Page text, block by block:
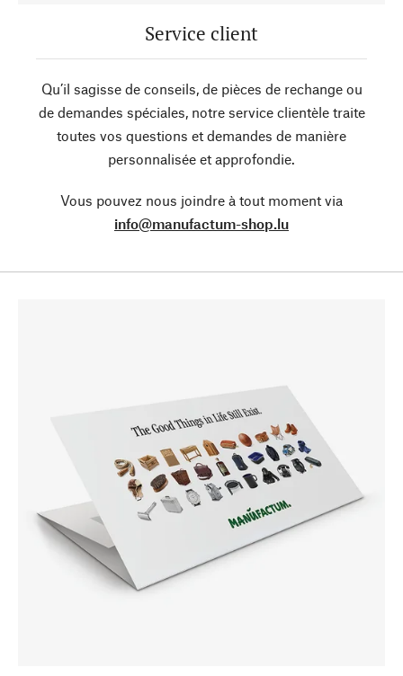
Service client
Qu’il sagisse de conseils, de pièces de rechange ou
de demandes spéciales, notre service clientèle traite
toutes vos questions et demandes de manière
personnalisée et approfondie.
Vous pouvez nous joindre à tout moment via
info@manufactum-shop.lu